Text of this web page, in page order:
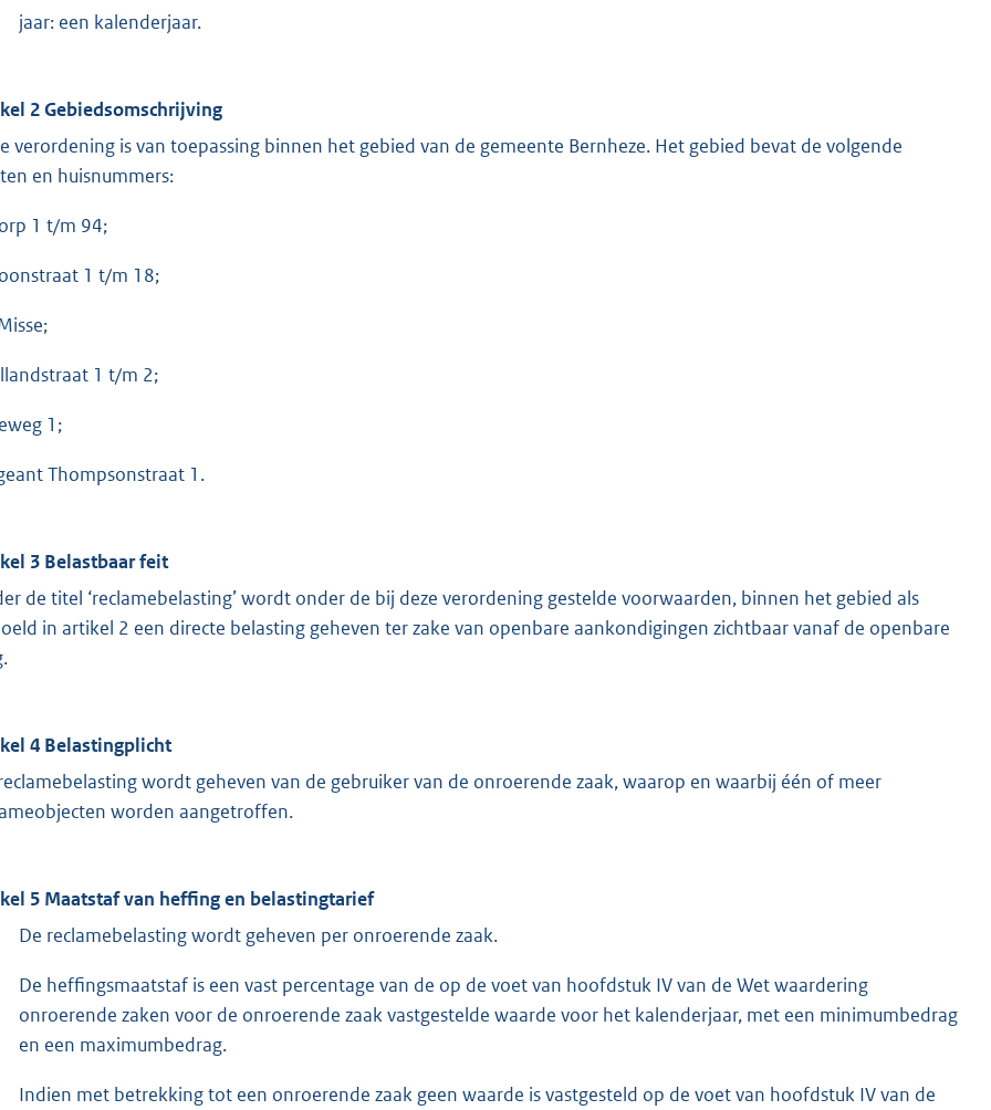
jaar: een kalenderjaar.
2 Gebiedsomschrijving
verordening is van toepassing binnen het gebied van de gemeente Bernheze. Het gebied bevat de volgende
en huisnummers:
1 t/m 94;
1 t/m 18;
1 t/m 2;
1;
Thompsonstraat 1.
3 Belastbaar feit
de titel ‘reclamebelasting’ wordt onder de bij deze verordening gestelde voorwaarden, binnen het gebied als
in artikel 2 een directe belasting geheven ter zake van openbare aankondigingen zichtbaar vanaf de openbare
4 Belastingplicht
wordt geheven van de gebruiker van de onroerende zaak, waarop en waarbij één of meer
worden aangetroffen.
5 Maatstaf van heffing en belastingtarief
De reclamebelasting wordt geheven per onroerende zaak.
De heffingsmaatstaf is een vast percentage van de op de voet van hoofdstuk IV van de Wet waardering
onroerende zaken voor de onroerende zaak vastgestelde waarde voor het kalenderjaar, met een minimumbedrag
en een maximumbedrag.
Indien met betrekking tot een onroerende zaak geen waarde is vastgesteld op de voet van hoofdstuk IV van de